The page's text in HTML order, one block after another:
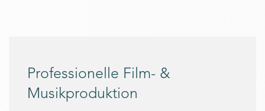
Professionelle Film- &
Musikproduktion